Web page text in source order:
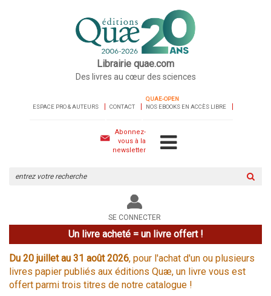
Librairie quae.com
Des livres au cœur des sciences
ESPACE PRO & AUTEURS CONTACT
QUAE-OPEN
NOS EBOOKS EN ACCÈS LIBRE
Abonnez-
vous à la
newsletter
le
site
SE CONNECTER
Un livre acheté = un livre offert !
Du 20 juillet au 31 août 2026, pour l'achat d'un ou plusieurs
livres papier publiés aux éditions Quæ, un livre vous est
offert parmi trois titres de notre catalogue !